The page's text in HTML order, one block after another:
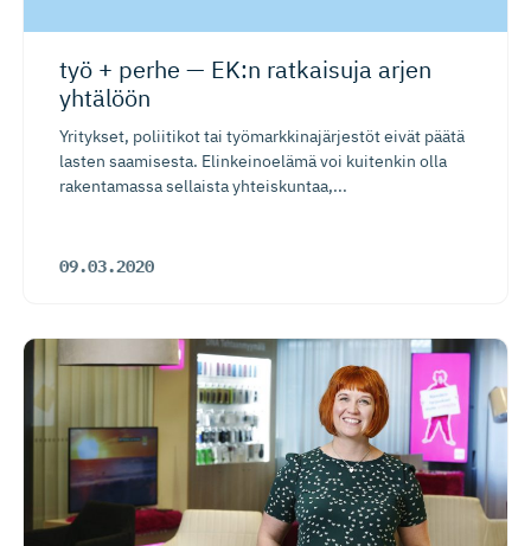
työ + perhe — EK:n ratkaisuja arjen
yhtälöön
Yritykset, poliitikot tai työmarkkinajärjestöt eivät päätä
lasten saamisesta. Elinkeinoelämä voi kuitenkin olla
rakentamassa sellaista yhteiskuntaa,...
09.03.2020